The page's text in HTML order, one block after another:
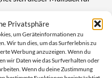
Privatsphäre
um Geräteinformationen zu
Wir tun dies, um das Surferlebnis zu
Werbung anzuzeigen. Wenn du
wir Daten wie das Surfverhalten oder
Wenn du deine Zustimmung
zur Entsorgung von
und
Hygienische